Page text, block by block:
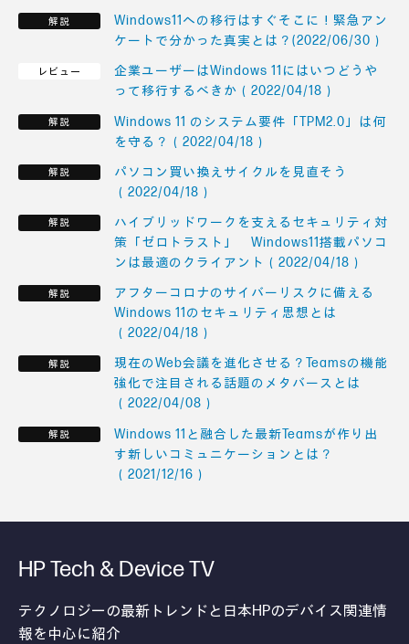
Windows11への移行はすぐそこに！緊急アン
ケートで分かった真実とは？(2022/06/30）
企業ユーザーはWindows 11にはいつどうや
って移行するべきか（2022/04/18）
Windows 11 のシステム要件「TPM2.0」は何
を守る？（2022/04/18）
パソコン買い換えサイクルを見直そう
（2022/04/18）
ハイブリッドワークを支えるセキュリティ対
策「ゼロトラスト」 Windows11搭載パソコ
ンは最適のクライアント（2022/04/18）
アフターコロナのサイバーリスクに備える
Windows 11のセキュリティ思想とは
（2022/04/18）
現在のWeb会議を進化させる？Teamsの機能
強化で注目される話題のメタバースとは
（2022/04/08）
Windows 11と融合した最新Teamsが作り出
す新しいコミュニケーションとは？
（2021/12/16）
HP Tech & Device TV
テクノロジーの最新トレンドと日本HPのデバイス関連情
報を中心に紹介